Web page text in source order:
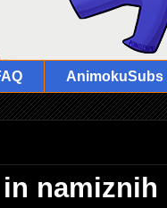
AnimokuSubs
namiznih